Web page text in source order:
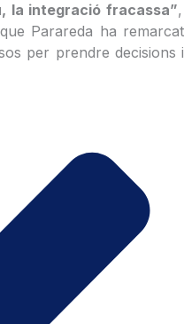
la integració fracassa”,
Parareda ha remarcat
per prendre decisions i